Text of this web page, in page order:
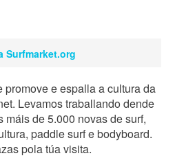
promove e espalla a cultura da
Levamos traballando dende
de 5.000 novas de surf,
paddle surf e bodyboard.
pola túa visita.